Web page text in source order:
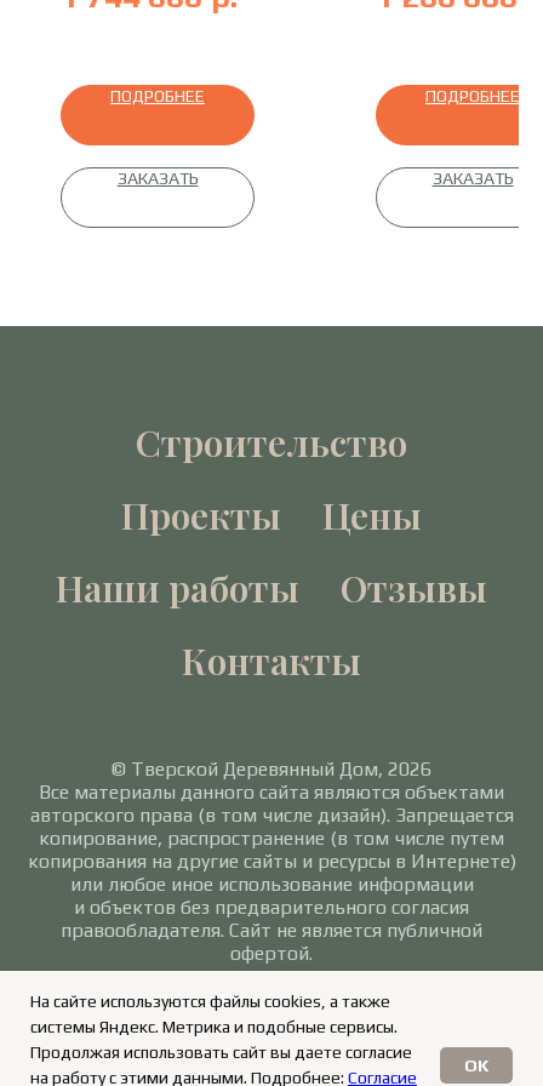
профилированный брус
ПОДРОБНЕЕ
ЗАКАЗАТЬ
ПОДРОБНЕЕ
ЗАКАЗАТЬ
На сайте используются файлы cookies, а также
системы Яндекс. Метрика и подобные сервисы.
Продолжая использовать сайт вы даете согласие
на работу с этими данными. Подробнее: Согласие
OK
Строительство
Проекты
Цены
Наши работы
Отзывы
Контакты
© Тверской Деревянный Дом, 2026
Все материалы данного сайта являются объектами
авторского права (в том числе дизайн). Запрещается
копирование, распространение (в том числе путем
копирования на другие сайты и ресурсы в Интернете)
или любое иное использование информации
и объектов без предварительного согласия
правообладателя. Сайт не является публичной
офертой.
Политика в отношении обработки персональных
данных/Согласие на обработку персональных
данных